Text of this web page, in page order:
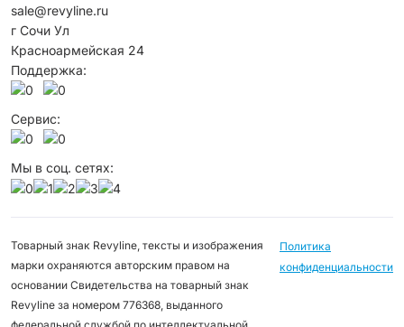
sale@revyline.ru
г Сочи Ул
Красноармейская 24
Поддержка:
Сервис:
Мы в соц. сетях:
Товарный знак Revyline, тексты и изображения
марки охраняются авторским правом на
основании Свидетельства на товарный знак
Revyline за номером 776368, выданного
Политика
конфиденциальности